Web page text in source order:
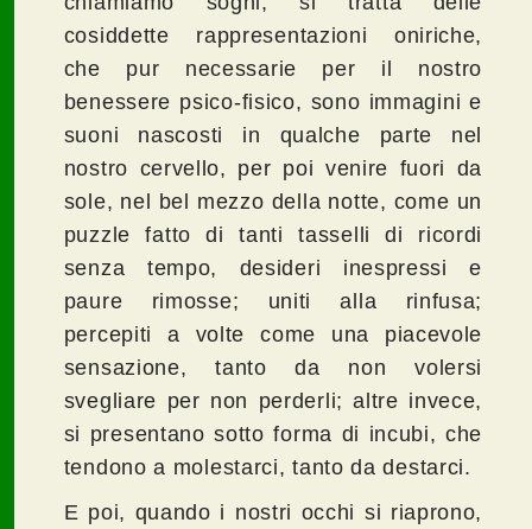
cosiddette rappresentazioni oniriche,
che pur necessarie per il nostro
benessere psico-fisico, sono immagini e
suoni nascosti in qualche parte nel
nostro cervello, per poi venire fuori da
sole, nel bel mezzo della notte, come un
puzzle fatto di tanti tasselli di ricordi
senza tempo, desideri inespressi e
paure rimosse; uniti alla rinfusa;
percepiti a volte come una piacevole
sensazione, tanto da non volersi
svegliare per non perderli; altre invece,
si presentano sotto forma di incubi, che
tendono a molestarci, tanto da destarci.
E poi, quando i nostri occhi si riaprono,